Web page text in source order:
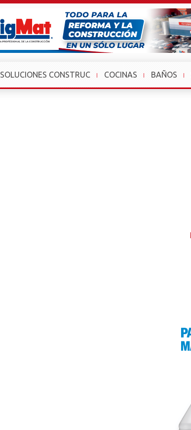
SOLUCIONES CONSTRUC COCINAS BAÑOS